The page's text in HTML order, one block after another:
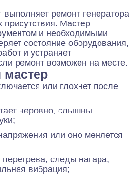
ремонт генератора
присутствия. Мастер
и необходимыми
состояние оборудования,
и устраняет
ремонт возможен на месте.
мастер
или глохнет после
неровно, слышны
или оно меняется
перегрева, следы нагара,
вибрация;